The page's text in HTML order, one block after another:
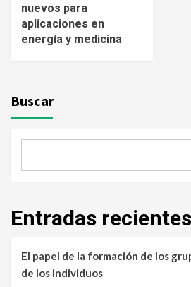
nuevos para
aplicaciones en
energía y medicina
Buscar
Entradas recientes
El papel de la formación de los
de los individuos